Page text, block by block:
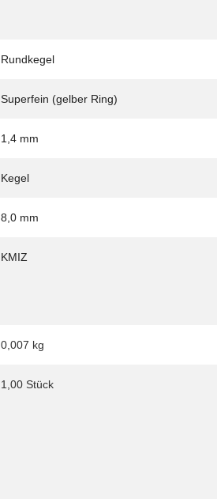
Rundkegel
Superfein (gelber Ring)
1,4 mm
Kegel
8,0 mm
KMIZ
0,007 kg
1,00 Stück